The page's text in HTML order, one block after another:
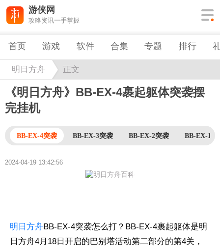
游侠网
攻略资讯一手掌握
首页 游戏 软件 合集 专题 排行
明日方舟 正文
《明日方舟》BB-EX-4裹起躯体突袭摆
完挂机
BB-EX-4突袭 BB-EX-3突袭 BB-EX-2突袭 BB-EX-1突
2024-04-19 13:42:56
明日方舟BB-EX-4突袭怎么打？BB-EX-4裹起躯体是明
日方舟4月18日开启的巴别塔活动第二部分的第4关，